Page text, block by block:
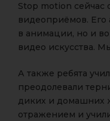
Stop motion сейчас
видеоприёмов. Его
в анимации, но и
видео искусства.
А также ребята
преодолевали
диких и домашних
отражением и